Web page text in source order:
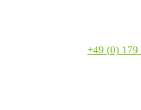
+49 (0) 179